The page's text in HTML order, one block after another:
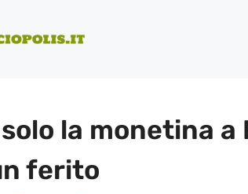
la monetina
ferito